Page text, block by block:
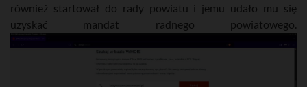
również startował do rady powiatu i jemu udało mu się
uzyskać mandat radnego powiatowego.